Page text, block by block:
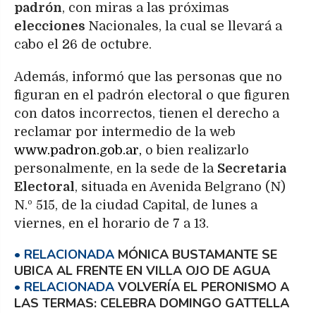
padrón, con miras a las próximas
elecciones Nacionales, la cual se llevará a
cabo el 26 de octubre.
Además, informó que las personas que no
figuran en el padrón electoral o que figuren
con datos incorrectos, tienen el derecho a
reclamar por intermedio de la web
www.padron.gob.ar, o bien realizarlo
personalmente, en la sede de la Secretaria
Electoral, situada en Avenida Belgrano (N)
N.º 515, de la ciudad Capital, de lunes a
viernes, en el horario de 7 a 13.
MÓNICA BUSTAMANTE SE
UBICA AL FRENTE EN VILLA OJO DE AGUA
VOLVERÍA EL PERONISMO A
LAS TERMAS: CELEBRA DOMINGO GATTELLA